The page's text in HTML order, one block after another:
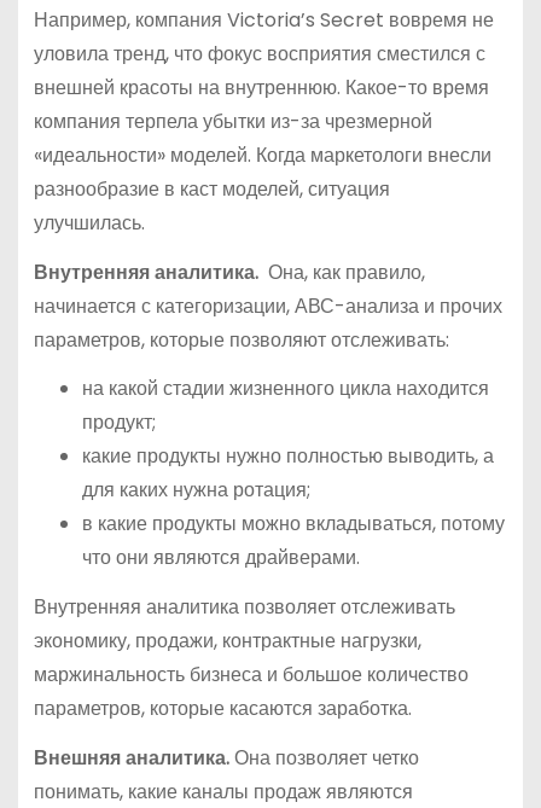
Например, компания Victoria’s Secret вовремя не
уловила тренд, что фокус восприятия сместился с
внешней красоты на внутреннюю. Какое-то время
компания терпела убытки из-за чрезмерной
«идеальности» моделей. Когда маркетологи внесли
разнообразие в каст моделей, ситуация
улучшилась.
Внутренняя аналитика. Она, как правило,
начинается с категоризации, АВС-анализа и прочих
параметров, которые позволяют отслеживать:
на какой стадии жизненного цикла находится
продукт;
какие продукты нужно полностью выводить, а
для каких нужна ротация;
в какие продукты можно вкладываться, потому
что они являются драйверами.
Внутренняя аналитика позволяет отслеживать
экономику, продажи, контрактные нагрузки,
маржинальность бизнеса и большое количество
параметров, которые касаются заработка.
Внешняя аналитика.Она позволяет четко
понимать, какие каналы продаж являются